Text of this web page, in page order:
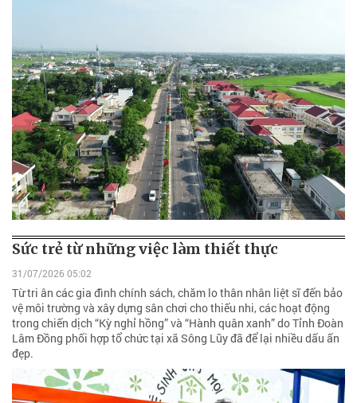
Sức trẻ từ những việc làm thiết thực
31/07/2026 05:02
Từ tri ân các gia đình chính sách, chăm lo thân nhân liệt sĩ đến bảo
vệ môi trường và xây dựng sân chơi cho thiếu nhi, các hoạt động
trong chiến dịch “Kỳ nghỉ hồng” và “Hành quân xanh” do Tỉnh Đoàn
Lâm Đồng phối hợp tổ chức tại xã Sông Lũy đã để lại nhiều dấu ấn
đẹp.